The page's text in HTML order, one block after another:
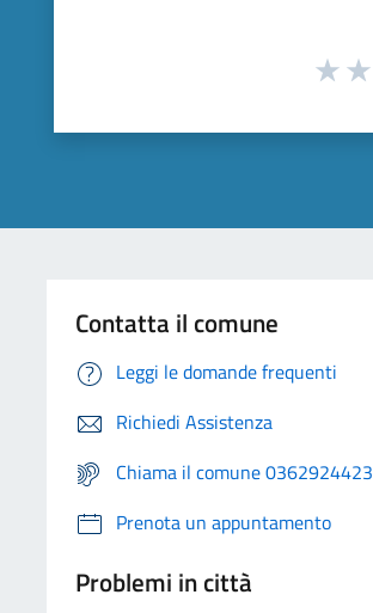
Contatta il comune
Leggi le domande frequenti
Richiedi Assistenza
Chiama il comune 0362924423
Prenota un appuntamento
Problemi in città